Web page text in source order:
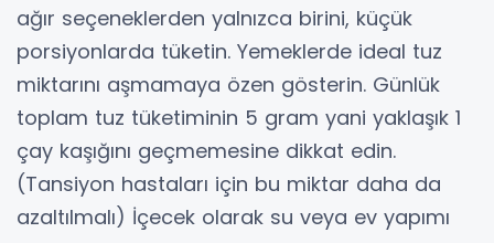
ağır seçeneklerden yalnızca birini, küçük
porsiyonlarda tüketin. Yemeklerde ideal tuz
miktarını aşmamaya özen gösterin. Günlük
toplam tuz tüketiminin 5 gram yani yaklaşık 1
çay kaşığını geçmemesine dikkat edin.
(Tansiyon hastaları için bu miktar daha da
azaltılmalı) İçecek olarak su veya ev yapımı